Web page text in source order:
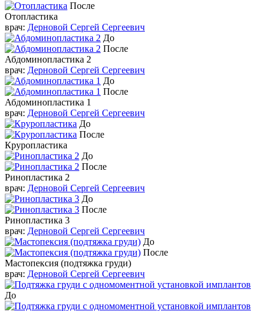
После
Отопластика
врач: Дерновой Сергей Сергеевич
До
После
Абдоминопластика 2
врач: Дерновой Сергей Сергеевич
До
После
Абдоминопластика 1
врач: Дерновой Сергей Сергеевич
До
После
Круропластика
До
После
Ринопластика 2
врач: Дерновой Сергей Сергеевич
До
После
Ринопластика 3
врач: Дерновой Сергей Сергеевич
До
После
Мастопексия (подтяжка груди)
врач: Дерновой Сергей Сергеевич
До